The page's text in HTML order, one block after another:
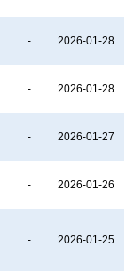
- 2026-01-28
- 2026-01-28
- 2026-01-27
- 2026-01-26
- 2026-01-25